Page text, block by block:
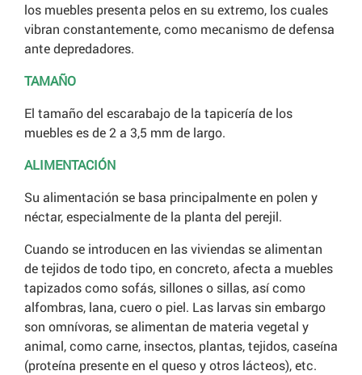
los muebles presenta pelos en su extremo, los cuales
vibran constantemente, como mecanismo de defensa
ante depredadores.
TAMAÑO
El tamaño del escarabajo de la tapicería de los
muebles es de 2 a 3,5 mm de largo.
ALIMENTACIÓN
Su alimentación se basa principalmente en polen y
néctar, especialmente de la planta del perejil.
Cuando se introducen en las viviendas se alimentan
de tejidos de todo tipo, en concreto, afecta a muebles
tapizados como sofás, sillones o sillas, así como
alfombras, lana, cuero o piel. Las larvas sin embargo
son omnívoras, se alimentan de materia vegetal y
animal, como carne, insectos, plantas, tejidos, caseína
(proteína presente en el queso y otros lácteos), etc.